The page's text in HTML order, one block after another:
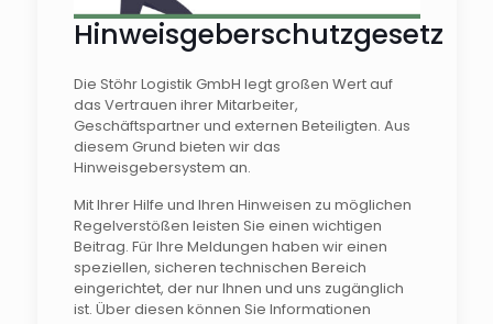
Hinweisgeberschutzgesetz
Die Stöhr Logistik GmbH legt großen Wert auf
das Vertrauen ihrer Mitarbeiter,
Geschäftspartner und externen Beteiligten. Aus
diesem Grund bieten wir das
Hinweisgebersystem an.
Mit Ihrer Hilfe und Ihren Hinweisen zu möglichen
Regelverstößen leisten Sie einen wichtigen
Beitrag. Für Ihre Meldungen haben wir einen
speziellen, sicheren technischen Bereich
eingerichtet, der nur Ihnen und uns zugänglich
ist. Über diesen können Sie Informationen